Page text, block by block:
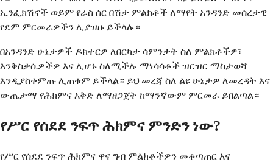
ኢንፌክሽኖች ወይም የራስ ሰር በሽታ ምልክቶች ለማየት አንዳንድ መሰረታዊ
የደም ምርመራዎችን ሊያዝዙ ይችላሉ።
በአንዳንድ ሁኔታዎች ዶክተርዎ ለበርካታ ሳምንታት ስለ ምልክቶችዎ፣
እንቅስቃሴዎችዎ እና ሊሆኑ ስለሚችሉ ማነሳሳቶች ዝርዝር ማስታወሻ
እንዲያስቀምጡ ሊጠቁም ይችላል። ይህ መረጃ ስለ ልዩ ሁኔታዎ ለመረዳት እና
ውጤታማ የሕክምና እቅድ ለማዘጋጀት ከማንኛውም ምርመራ ይበልጣል።
የሥር የሰደደ ንፍጥ ሕክምና ምንድን ነው?
የሥር የሰደደ ንፍጥ ሕክምና ዋና ግብ ምልክቶችዎን መቆጣጠር እና